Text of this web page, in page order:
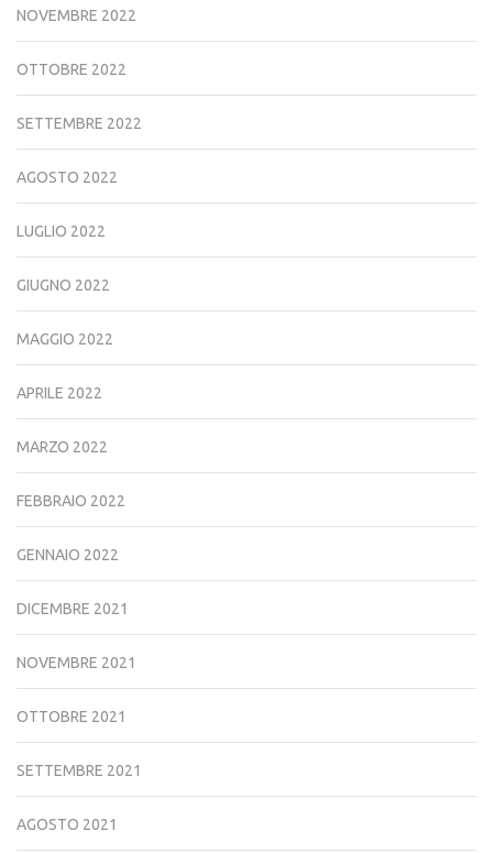
NOVEMBRE 2022
OTTOBRE 2022
SETTEMBRE 2022
AGOSTO 2022
LUGLIO 2022
GIUGNO 2022
MAGGIO 2022
APRILE 2022
MARZO 2022
FEBBRAIO 2022
GENNAIO 2022
DICEMBRE 2021
NOVEMBRE 2021
OTTOBRE 2021
SETTEMBRE 2021
AGOSTO 2021